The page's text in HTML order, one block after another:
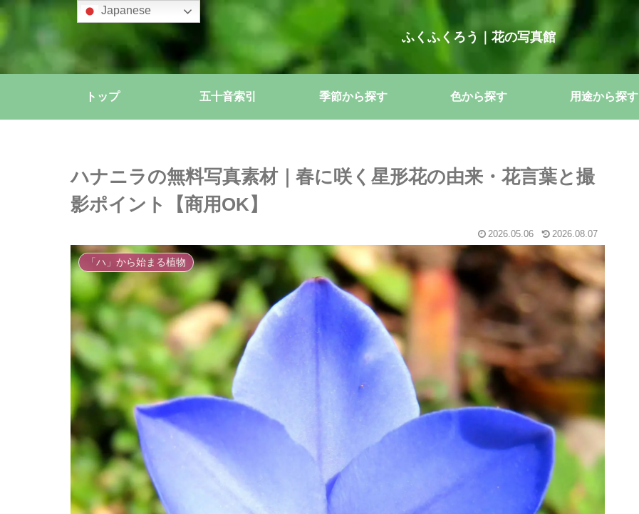
ふくふくろう｜花の写真館
トップ 五十音索引 季節から探す 色から探す 用途から探す
ハナニラの無料写真素材｜春に咲く星形花の由来・花言葉と撮
影ポイント【商用OK】
2026.05.06 2026.08.07
「ハ」から始まる植物
Japanese